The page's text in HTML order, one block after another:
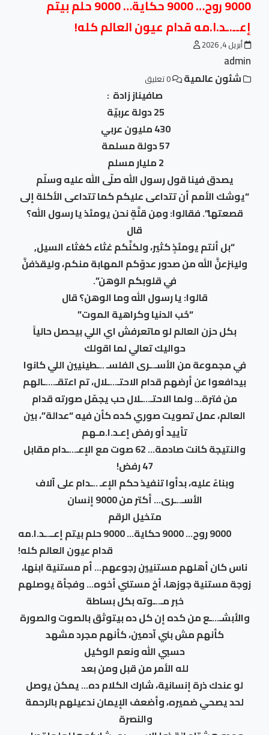
9000 روح… 9000 حكاية… 9000 حلم بيتم
إعــ.ـد.ا.مه قدام عيون العالم كله!
أبريل 4, 2026
admin
شئون عالمية
صافيناز زادة :
25 دولة عربيّة
430 مليون عربي
57 دولة مسلمة
2 مليار مسلم
يصدق فينا قول رسول الله صلّى الله عليه وسلّم
“يوشك الأمم أن تتداعى عليكم كما تتداعى الأكلة إلى
قصعتها”. فقالوا: ومِن قلَّةٍ نحن يومئذ يا رسول الله؟
قال
“بل أنتم يومئذٍ كثير، ولكنَّكم غثاء كغثاء السيل,
ولينزعنَّ الله من صدور عدوّكم المهابة منكم، وليقذفنَّ
في قلوبكم الوَهن”.
قالوا: يا رسول الله وما الوهن؟ قال
“حُب الدنيا وكراهية الموت”
بكل حزن العالم لو ماتعرفش اي اللي بيحصل حالياً
حواليك تعالي لما اقولك
في مجموعة من الأسـ.ـرى الفلسـ ..ـطينيين اللي كانوا
بيدافعوا عن أرضهم قدام الاحتـ…ـلال، تم اعتقـ….ـالهم
من فترة… ولما الاحتـ…ـلال حب يجمّل صورته قدام
العالم، عمل تصويت صوري كده كأن فيه “عدالة”، بين
تأييد أو رفض إعـد.ا.مـهم
والنتيجة كانت صادمة… 62 صوت مع الإعـ…ـدام مقابل
47 رفض!
وبناءً عليه، بدأوا تنفيذ حكم الإعـ ..ـدام على آلاف
الأسـ..ـرى… أكتر من 9000 إنسان
متخيل الرقم
9000 روح… 9000 حكاية… 9000 حلم بيتم إعــ.ـد.ا.مه
قدام عيون العالم كله!
ناس كان أهلهم مستنيين رجوعهم… أم مستنية ابنها،
زوجة مستنية جوزها، أخ مستني أخوه… وفجأة يوصلهم
خبر مـ..ـوته بكل بساطة
والأبشـ…ـع من كده إن كل ده بيتوثق بالصوت والصورة
كأنهم مش بني آدمين، كأنهم مجرد مشهد
حسبي الله ونعم الوكيل
لله الأمر من قبل ومن بعد
لو عندك ذرة إنسانية، شارك الكلام ده… يمكن يوصل
لحد يصحي ضميره، وأضعف الإيمان ندعيلهم بالرحمة
والنصرة